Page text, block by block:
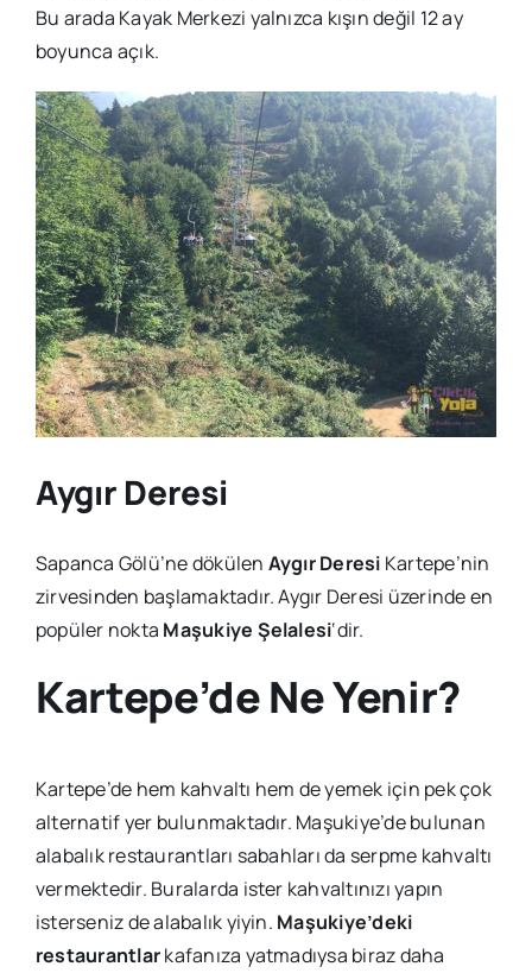
Bu arada Kayak Merkezi yalnızca kışın değil 12 ay
boyunca açık.
Aygır Deresi
Sapanca Gölü’ne dökülen Aygır Deresi Kartepe’nin
zirvesinden başlamaktadır. Aygır Deresi üzerinde en
popüler nokta Maşukiye Şelalesi‘dir.
Kartepe’de Ne Yenir?
Kartepe’de hem kahvaltı hem de yemek için pek çok
alternatif yer bulunmaktadır. Maşukiye’de bulunan
alabalık restaurantları sabahları da serpme kahvaltı
vermektedir. Buralarda ister kahvaltınızı yapın
isterseniz de alabalık yiyin. Maşukiye’deki
restaurantlarkafanıza yatmadıysa biraz daha